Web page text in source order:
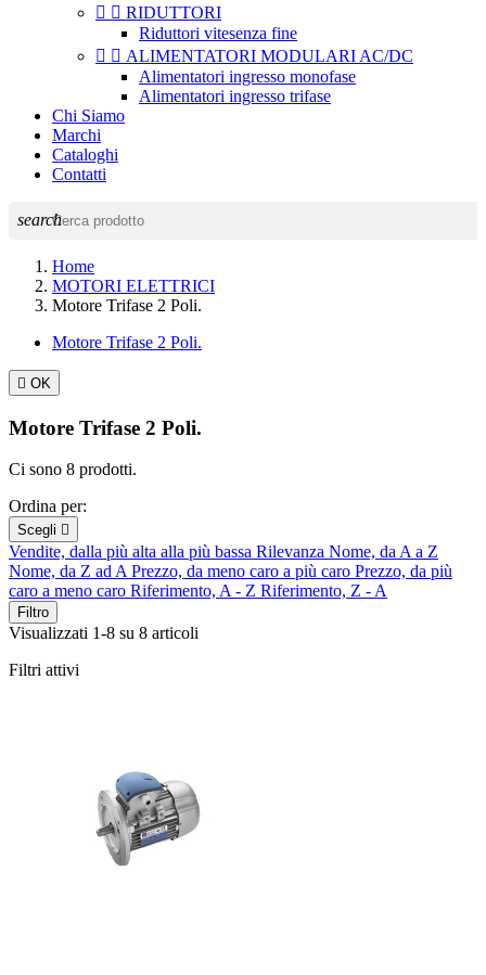
  RIDUTTORI
Riduttori vitesenza fine
  ALIMENTATORI MODULARI AC/DC
Alimentatori ingresso monofase
Alimentatori ingresso trifase
Chi Siamo
Marchi
Cataloghi
Contatti
search
Home
MOTORI ELETTRICI
Motore Trifase 2 Poli.
Motore Trifase 2 Poli.
 OK
Motore Trifase 2 Poli.
Ci sono 8 prodotti.
Ordina per:
Scegli 
Vendite, dalla più alta alla più bassa Rilevanza Nome, da A a Z
Nome, da Z ad APrezzo, da meno caro a più caro Prezzo, da più
caro a meno caro Riferimento, A - Z Riferimento, Z - A
Filtro
Visualizzati 1-8 su 8 articoli
Filtri attivi